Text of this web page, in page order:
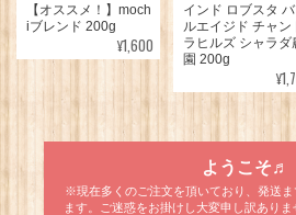
【オススメ！】moch
iブレンド 200g
¥1,600
インド ロブスタ
ルエイジド チャン
ラヒルズ シャラダ
園 200g
ようこそ♬
※現在多くのご注文を頂いており、発送ま
ます。ご迷惑をお掛けし大変申し訳あり